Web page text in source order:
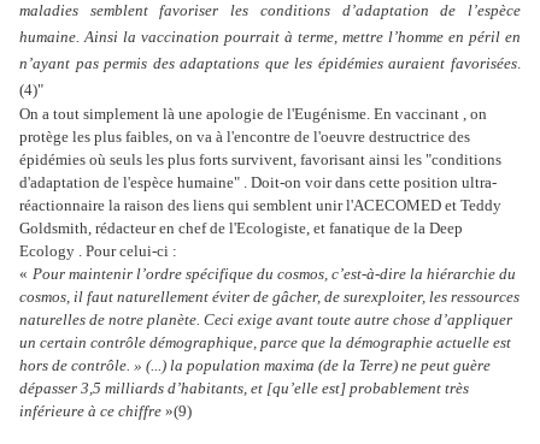
maladies semblent favoriser les conditions d’adaptation de l’espèce
humaine. Ainsi la vaccination pourrait à terme, mettre l’homme en péril en
n’ayant pas permis des adaptations que les épidémies auraient favorisées.
(4)"
On a tout simplement là une apologie de l'Eugénisme. En vaccinant , on
protège les plus faibles, on va à l'encontre de l'oeuvre destructrice des
épidémies où seuls les plus forts survivent, favorisant ainsi les "conditions
d'adaptation de l'espèce humaine" . Doit-on voir dans cette position ultra-
réactionnaire la raison des liens qui semblent unir l'ACECOMED et Teddy
Goldsmith, rédacteur en chef de l'Ecologiste, et fanatique de la Deep
Ecology . Pour celui-ci :
« Pour maintenir l’ordre spécifique du cosmos, c’est-à-dire la hiérarchie du
cosmos, il faut naturellement éviter de gâcher, de surexploiter, les ressources
naturelles de notre planète. Ceci exige avant toute autre chose d’appliquer
un certain contrôle démographique, parce que la démographie actuelle est
hors de contrôle. » (...) la population maxima (de la Terre) ne peut guère
dépasser 3,5 milliards d’habitants, et [qu’elle est] probablement très
inférieure à ce chiffre »(9)